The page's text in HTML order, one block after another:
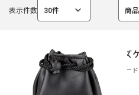
表示件数 30件
選
商
選
レンズ
商品コー